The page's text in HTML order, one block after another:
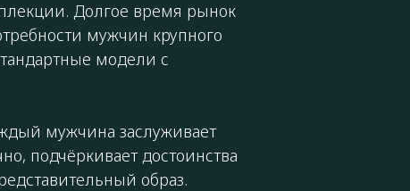
Долгое время рынок
мужчин крупного
модели с
мужчина заслуживает
подчёркивает достоинства
образ.